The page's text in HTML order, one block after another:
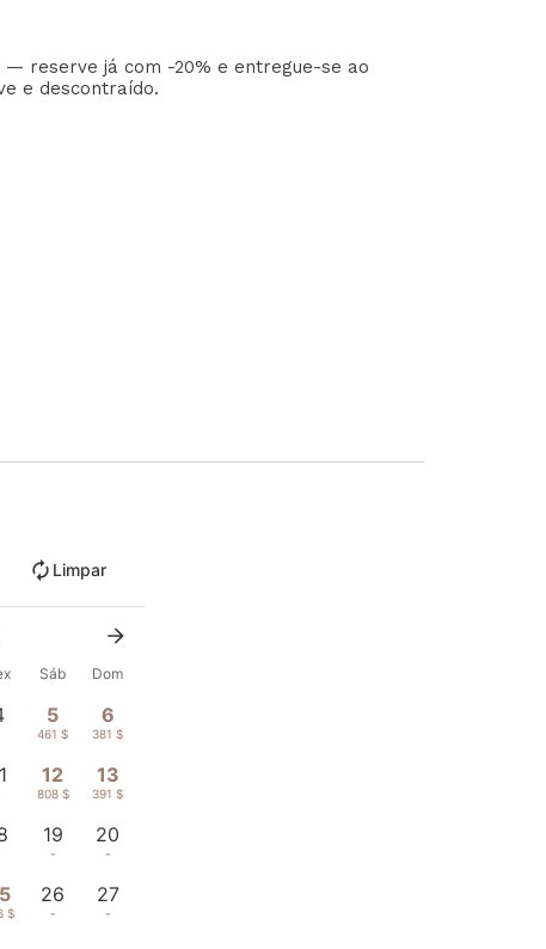
— reserve já com -20% e entregue-se ao
e descontraído.
Limpar
Sáb Dom
5
461 $
6
381 $
12
808 $
13
391 $
19
-
20
-
$
26
-
27
-